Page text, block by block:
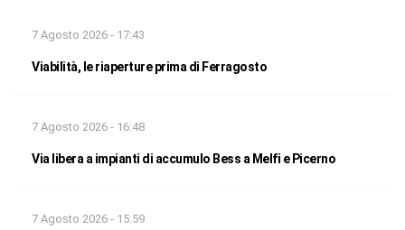
7 Agosto 2026 - 17:43
Viabilità, le riaperture prima di Ferragosto
7 Agosto 2026 - 16:48
Via libera a impianti di accumulo Bess a Melfi e Picerno
7 Agosto 2026 - 15:59